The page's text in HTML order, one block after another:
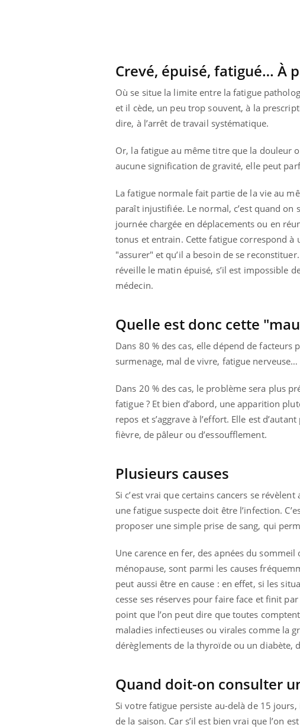
Crevé, épuisé, fatigué… À
Où se situe la limite entre la fatigue
et il cède, un peu trop souvent, à la
dire, à l’arrêt de travail systématique.
Or, la fatigue au même titre que la douleur
aucune signification de gravité, elle peut
La fatigue normale fait partie de la vie au
paraît injustifiée. Le normal, c’est quand
journée chargée en déplacements ou en
tonus et entrain. Cette fatigue correspond à
"assurer" et qu’il a besoin de se
réveille le matin épuisé, s’il est impossible
médecin.
Quelle est donc cette
Dans 80 % des cas, elle dépend de
surmenage, mal de vivre, fatigue nerveuse…
Dans 20 % des cas, le problème sera plus
fatigue ? Et bien d’abord, une apparition
repos et s’aggrave à l’effort. Elle est
fièvre, de pâleur ou d’essoufflement.
Plusieurs causes
Si c’est vrai que certains cancers se
une fatigue suspecte doit être l’infection.
proposer une simple prise de sang, qui
Une carence en fer, des apnées du
ménopause, sont parmi les causes
peut aussi être en cause : en effet, si les
cesse ses réserves pour faire face et finit
point que l’on peut dire que toutes
maladies infectieuses ou virales comme la
dérèglements de la thyroïde ou un diabète,
Quand doit-on consulter
Si votre fatigue persiste au-delà de 15
de la saison. Car s’il est bien vrai que l’on
Insuline & Charge mentale : et si on
osait en parler?? Youtube
reste entourée d'idées reçues chez les
patients comme parfois chez les soignants.
Youtube
Eczéma
préparer
rythme de
soleil,
sont ...